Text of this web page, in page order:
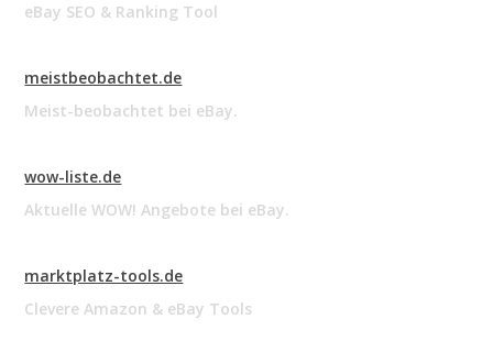
eBay SEO & Ranking Tool
meistbeobachtet.de
Meist-beobachtet bei eBay.
wow-liste.de
Aktuelle WOW! Angebote bei eBay.
marktplatz-tools.de
Clevere Amazon & eBay Tools